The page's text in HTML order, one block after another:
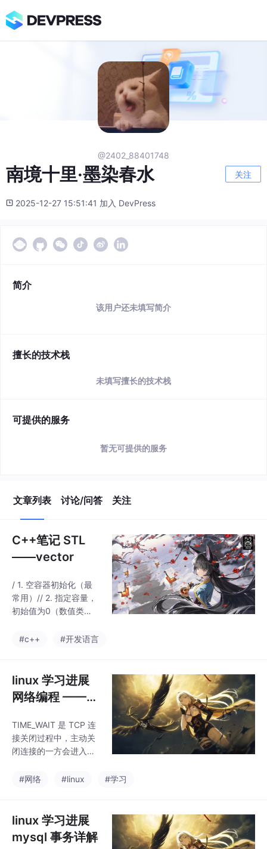
@2402_88401748
南境十里·墨染春水 关注
2025-12-27 15:51:41 加入 DevPress
简介
该用户还未填写简介
擅长的技术栈
未填写擅长的技术栈
可提供的服务
暂无可提供的服务
文章列表 讨论/问答 关注
C++笔记 STL
——vector
/ 1. 空容器初始化（最
常用）// 2. 指定容量，
初始值为0（数值类
为0// 3. 指定容量+初始
+11及以上）// 5. 拷贝
初始化// 拷贝v4所有元
素// 6. 区间初始化// 拷
0;// 自定义结构体int ag
e;Student s1 = {"张三",
18};// 访问自定
#c++ #开发语言
linux 学习进展
网络编程 ——T
WAIT 状态详解
TIME_WAIT 是 TCP 连
接关闭过程中，主动关
闭连接的一方会进入的
的第四次握手之后。客
WAIT_1状态服务器回复
ACK 报文（第二次挥
手），进入CLOSE_WAI
#网络 #linux #学习
linux 学习进展
mysql 事务详解